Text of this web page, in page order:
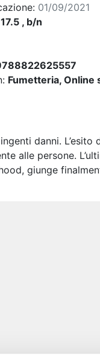
01/09/2021
, b/n
Fumetteria, Online
danni.
alle persone.
giunge